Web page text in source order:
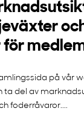
på vår
ta del av
foderråvaror....